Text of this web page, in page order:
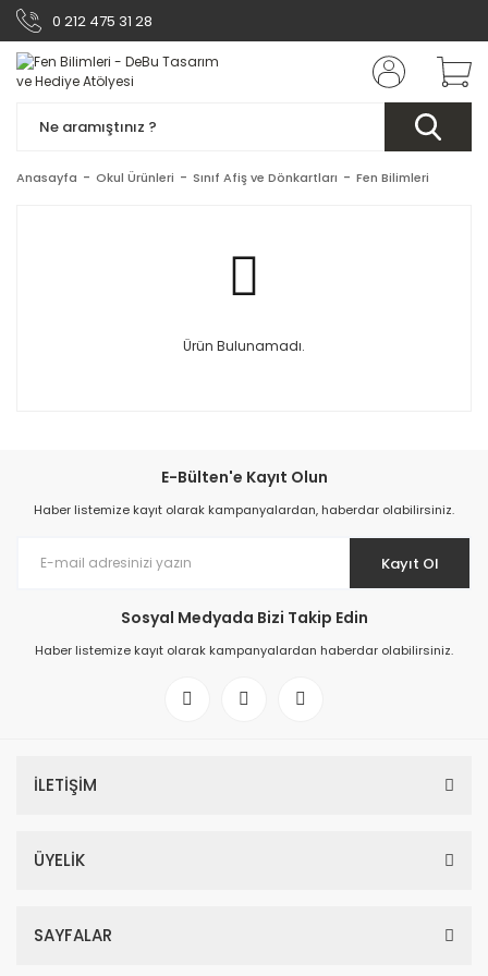
0 212 475 31 28
Anasayfa Okul Ürünleri Sınıf Afiş ve Dönkartları Fen Bilimleri
Ürün Bulunamadı.
E-Bülten'e Kayıt Olun
Haber listemize kayıt olarak kampanyalardan, haberdar olabilirsiniz.
Kayıt Ol
Sosyal Medyada Bizi Takip Edin
Haber listemize kayıt olarak kampanyalardan haberdar olabilirsiniz.
İLETİŞİM
ÜYELİK
SAYFALAR